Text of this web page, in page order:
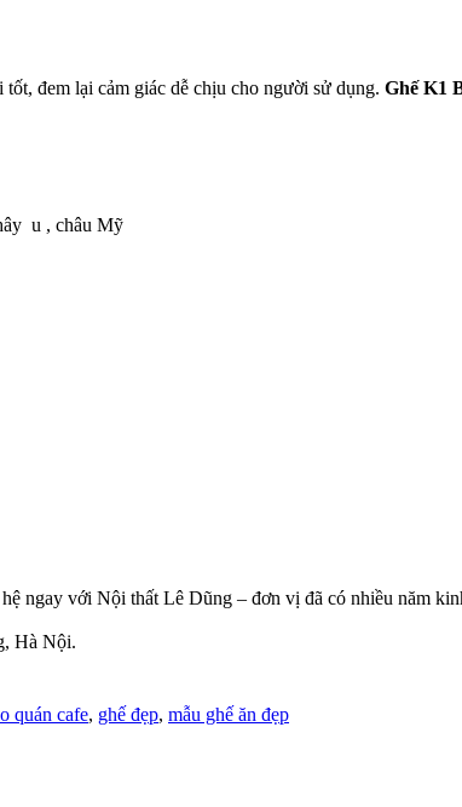
đem lại cảm giác dễ chịu cho người sử dụng. Ghế K1
u , châu Mỹ
ngay với Nội thất Lê Dũng – đơn vị đã có nhiều năm
Hà Nội.
quán cafe, ghế đẹp, mẫu ghế ăn đẹp